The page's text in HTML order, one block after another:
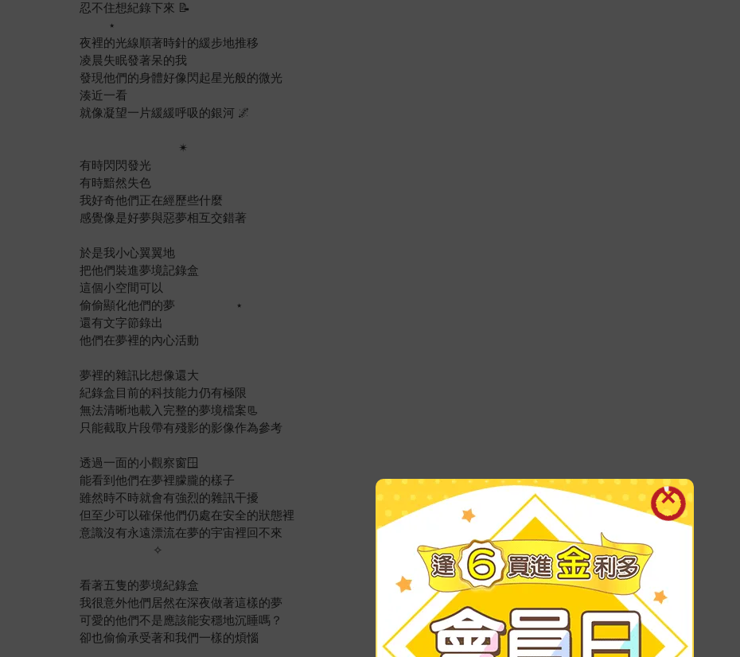
忍不住想紀錄下來 📝
​ ​ ​ ​ ​ ​ ​ ​ ​ ⋆
夜裡的光線順著時針的緩步地推移
凌晨失眠發著呆的我
發現他們的身體好像閃起星光般的微光
湊近一看
就像凝望一片緩緩呼吸的銀河 🌌
​ ​ ​ ​ ​ ​ ​ ​ ​ ​ ​ ​ ​ ​ ​ ​ ​ ​ ​ ​ ​ ​ ​ ​ ​ ​ ​ ​ ​ ​ ​ ✴︎
有時閃閃發光
有時黯然失色
我好奇他們正在經歷些什麼
感覺像是好夢與惡夢相互交錯著
於是我小心翼翼地
把他們裝進夢境記錄盒
這個小空間可以 ​ ​ ​ ​ ​ ​ ​ ​ ​ ​ ​ ​
偷偷顯化他們的夢 ​ ​ ​ ​ ​ ​ ​ ​ ​ ​ ​ ​ ​ ​ ​ ​ ​ ​ ⋆
還有文字節錄出
他們在夢裡的內心活動
夢裡的雜訊比想像還大
紀錄盒目前的科技能力仍有極限
無法清晰地載入完整的夢境檔案📃
只能截取片段帶有殘影的影像作為參考
透過一面的小觀察窗🪟
能看到他們在夢裡朦朧的樣子
雖然時不時就會有強烈的雜訊干擾
但至少可以確保他們仍處在安全的狀態裡
意識沒有永遠漂流在夢的宇宙裡回不來
​ ​ ​ ​ ​ ​ ​ ​ ​ ​ ​ ​ ​ ​ ​ ​ ​ ​ ​ ​ ​ ​ ​ ✧
看著五隻的夢境紀錄盒
我很意外他們居然在深夜做著這樣的夢
可愛的他們不是應該能安穩地沉睡嗎？
卻也偷偷承受著和我們一樣的煩惱